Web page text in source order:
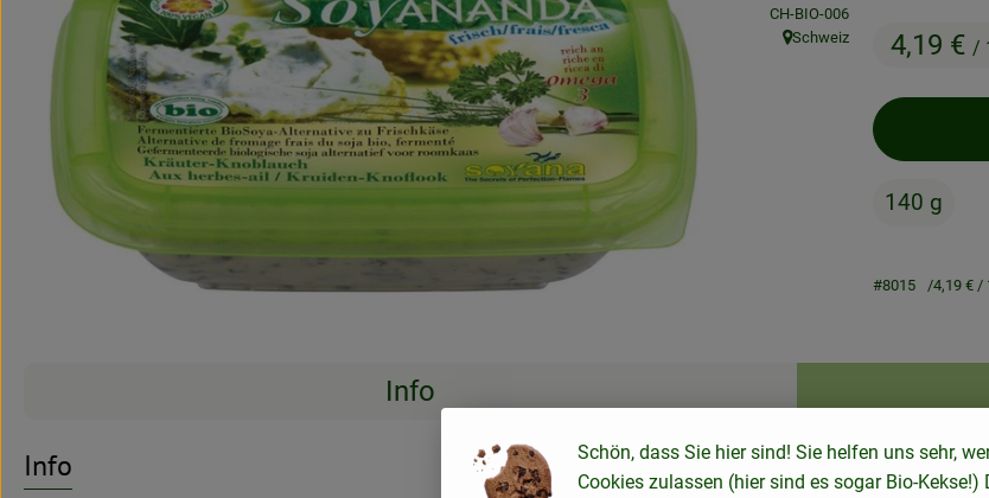
4,19 € /
, Kontrollstelle:
CH-BIO-006
, Herkunft:
Schweiz
140 g
#8015 4,19 € /
Rezepte
Info
Es wurden keine passenden Rezepte gefunden.
Info
Schön, dass Sie hier sind! Sie helfen uns sehr,
Cookies zulassen (hier sind es sogar Bio-Kekse!)